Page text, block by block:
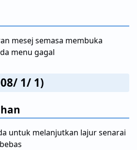
mesej semasa membuka
menu gagal
1/ 1)
untuk melanjutkan lajur senarai